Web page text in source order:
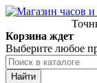
Корзина ждет
Выберите любое
Найти